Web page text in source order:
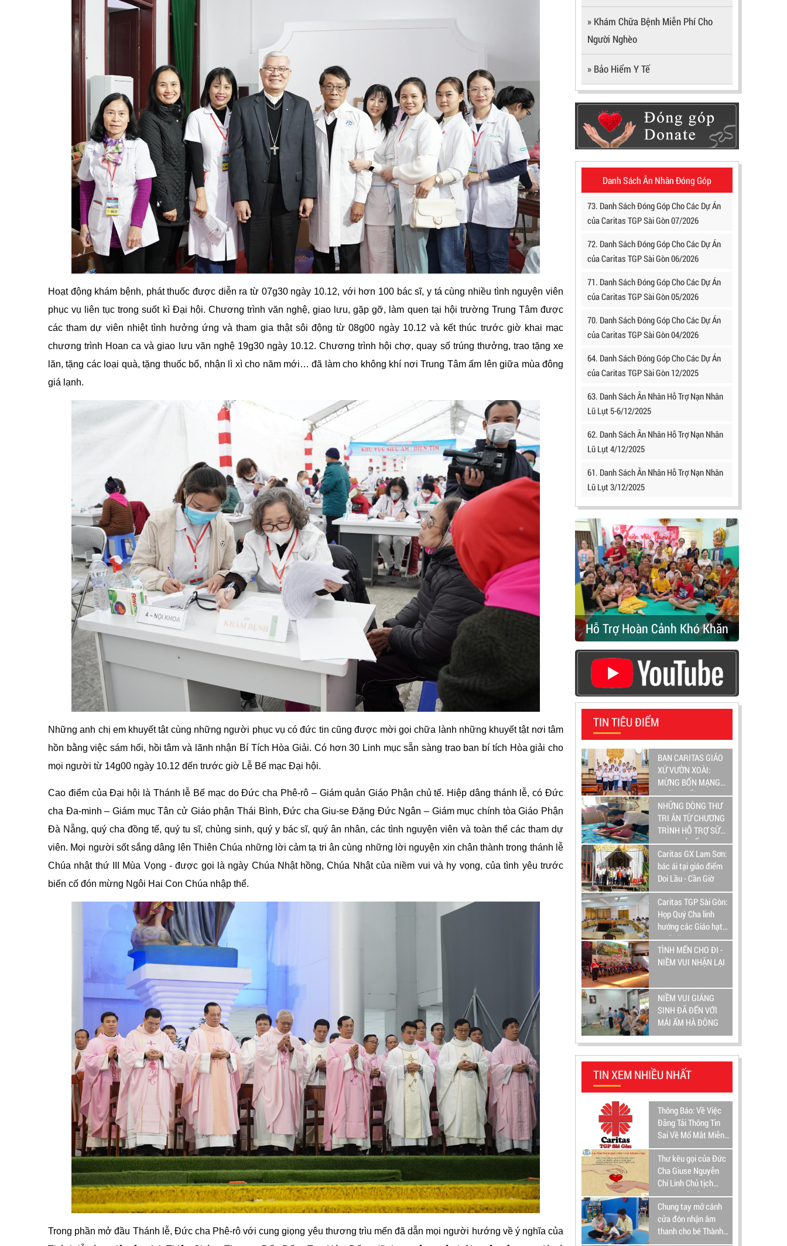
Hoạt động khám bệnh, phát thuốc được diễn ra từ 07g30 ngày 10.12, với hơn 100 bác sĩ, y tá cùng nhiều tình nguyện viên
phục vụ liên tục trong suốt kì Đại hội. Chương trình văn nghệ, giao lưu, gặp gỡ, làm quen tại hội trường Trung Tâm được
các tham dự viên nhiệt tình hưởng ứng và tham gia thật sôi động từ 08g00 ngày 10.12 và kết thúc trước giờ khai mạc
chương trình Hoan ca và giao lưu văn nghệ 19g30 ngày 10.12. Chương trình hội chợ, quay số trúng thưởng, trao tặng xe
lăn, tặng các loại quà, tặng thuốc bổ, nhận lì xì cho năm mới… đã làm cho không khí nơi Trung Tâm ấm lên giữa mùa đông
giá lạnh.
Những anh chị em khuyết tật cùng những người phục vụ có đức tin cũng được mời gọi chữa lành những khuyết tật nơi tâm
hồn bằng việc sám hối, hồi tâm và lãnh nhận Bí Tích Hòa Giải. Có hơn 30 Linh mục sẵn sàng trao ban bí tích Hòa giải cho
mọi người từ 14g00 ngày 10.12 đến trước giờ Lễ Bế mạc Đại hội.
Cao điểm của Đại hội là Thánh lễ Bế mạc do Đức cha Phê-rô – Giám quản Giáo Phận chủ tế. Hiệp dâng thánh lễ, có Đức
cha Đa-minh – Giám mục Tân cử Giáo phận Thái Bình, Đức cha Giu-se Đặng Đức Ngân – Giám mục chính tòa Giáo Phận
Đà Nẵng, quý cha đồng tế, quý tu sĩ, chủng sinh, quý y bác sĩ, quý ân nhân, các tình nguyện viên và toàn thể các tham dự
viên. Mọi người sốt sắng dâng lên Thiên Chúa những lời cảm tạ tri ân cùng những lời nguyện xin chân thành trong thánh lễ
Chúa nhật thứ III Mùa Vọng - được gọi là ngày Chúa Nhật hồng, Chúa Nhật của niềm vui và hy vọng, của tình yêu trước
biến cố đón mừng Ngôi Hai Con Chúa nhập thể.
Trong phần mở đầu Thánh lễ, Đức cha Phê-rô với cung giọng yêu thương trìu mến đã dẫn mọi người hướng về ý nghĩa của
» Khám Chữa Bệnh Miễn Phí Cho
Người Nghèo
» Bảo Hiểm Y Tế
Danh Sách Ân Nhân Đóng Góp
73. Danh Sách Đóng Góp Cho Các Dự Án
của Caritas TGP Sài Gòn 07/2026
72. Danh Sách Đóng Góp Cho Các Dự Án
của Caritas TGP Sài Gòn 06/2026
71. Danh Sách Đóng Góp Cho Các Dự Án
của Caritas TGP Sài Gòn 05/2026
70. Danh Sách Đóng Góp Cho Các Dự Án
của Caritas TGP Sài Gòn 04/2026
64. Danh Sách Đóng Góp Cho Các Dự Án
của Caritas TGP Sài Gòn 12/2025
63. Danh Sách Ân Nhân Hỗ Trợ Nạn Nhân
Lũ Lụt 5-6/12/2025
62. Danh Sách Ân Nhân Hỗ Trợ Nạn Nhân
Lũ Lụt 4/12/2025
61. Danh Sách Ân Nhân Hỗ Trợ Nạn Nhân
Lũ Lụt 3/12/2025
Hỗ Trợ Hoàn Cảnh Khó Khăn
TIN TIÊU ĐIỂM
BAN CARITAS GIÁO
XỨ VƯỜN XOÀI:
MỪNG BỔN MẠNG
THÁNH NỮ MATTA
NHỮNG DÒNG THƯ
TRI ÂN TỪ CHƯƠNG
TRÌNH HỖ TRỢ SỮA
CHO TRẺ TỔN
THƯƠNG NÃO
Caritas GX Lam Sơn:
bác ái tại giáo điểm
Doi Lầu - Cần Giờ
Caritas TGP Sài Gòn:
Họp Quý Cha linh
hướng các Giáo hạt
cuối năm
TÌNH MẾN CHO ĐI -
NIỀM VUI NHẬN LẠI
NIỀM VUI GIÁNG
SINH ĐÃ ĐẾN VỚI
MÁI ẤM HÀ ĐÔNG
TIN XEM NHIỀU NHẤT
Thông Báo: Về Việc
Đăng Tải Thông Tin
Sai Về Mổ Mắt Miễn
Phí
Thư kêu gọi của Đức
Cha Giuse Nguyễn
Chí Linh Chủ tịch
HĐGM gửi đồng bào
Công Giáo Việt Nam
Chung tay mở cánh
cửa đón nhận âm
thanh cho bé Thành
Nhân